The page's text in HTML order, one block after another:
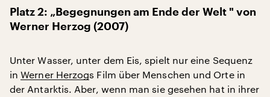
Platz 2: „Begegnungen am Ende der Welt " von
Werner Herzog (2007)
Unter Wasser, unter dem Eis, spielt nur eine Sequenz
inWerner Herzogs Film über Menschen und Orte in
der Antarktis. Aber, wenn man sie gesehen hat in ihrer